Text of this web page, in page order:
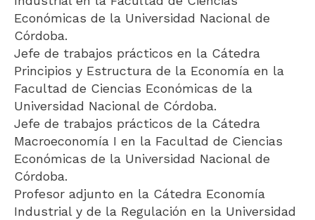
Económicas de la Universidad Nacional de
Córdoba.
Jefe de trabajos prácticos en la Cátedra
Principios y Estructura de la Economía en la
Facultad de Ciencias Económicas de la
Universidad Nacional de Córdoba.
Jefe de trabajos prácticos de la Cátedra
Macroeconomía I en la Facultad de Ciencias
Económicas de la Universidad Nacional de
Córdoba.
Profesor adjunto en la Cátedra Economía
Industrial y de la Regulación en la Universidad